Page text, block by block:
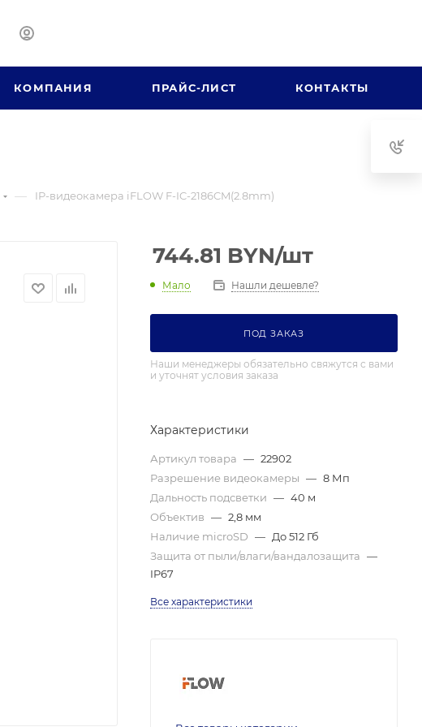
КОМПАНИЯ ПРАЙС-ЛИСТ КОНТАКТЫ
— IP-видеокамера iFLOW F-IC-2186CM(2.8mm)
744.81 BYN/шт
Мало Нашли дешевле?
ПОД ЗАКАЗ
Наши менеджеры обязательно свяжутся с вами
и уточнят условия заказа
Характеристики
Артикул товара — 22902
Разрешение видеокамеры — 8 Мп
Дальность подсветки — 40 м
Объектив — 2,8 мм
Наличие microSD — До 512 Гб
Защита от пыли/влаги/вандалозащита —
IP67
Все характеристики